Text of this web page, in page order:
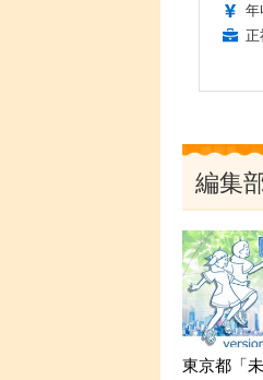
年
正
編集
東京都「